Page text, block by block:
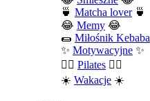
🍵 Matcha lover🍵
😂 Memy 😂
🌯 Miłośnik Kebaba
✨ Motywacyjne ✨
🧘‍♀️ Pilates 🧘‍♀️
☀️ Wakacje ☀️